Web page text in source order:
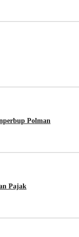
Polman
Pajak